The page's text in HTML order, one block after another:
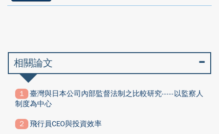
相關論文
臺灣與日本公司內部監督法制之比較研究-----以監察人
制度為中心
飛行員CEO與投資效率